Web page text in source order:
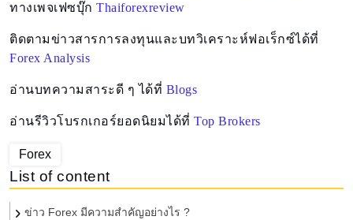
ทางเพจเฟซบุ๊ก Thaiforexreview
ติดตามข่าวสารการลงทุนและบทวิเคราะห์ฟอเร็กซ์ได้ที่
Forex Analysis
อ่านบทความสาระดี ๆ ได้ที่ Blogs
อ่านรีวิวโบรกเกอร์ยอดนิยมได้ที่ Top Brokers
Forex
List of content
ข่าว Forex มีความสำคัญอย่างไร ?